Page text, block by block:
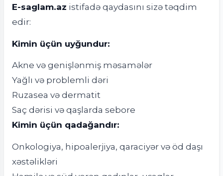
E-saglam.az istifadə qaydasını sizə təqdim
edir:
Kimin üçün uyğundur:
Akne və genişlənmiş məsamələr
Yağlı və problemli dəri
Ruzasea və dermatit
Saç dərisi və qaşlarda sebore
Kimin üçün qadağandır:
Onkologiya, hipoalerjiya, qaraciyər və öd daşı
xəstəlikləri